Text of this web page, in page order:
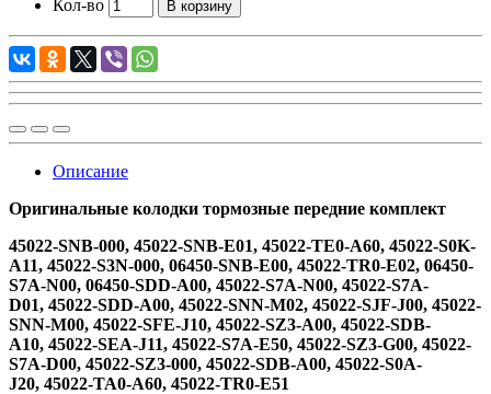
Кол-во В корзину
Описание
Оригинальные колодки тормозные передние комплект
45022-SNB-000, 45022-SNB-E01, 45022-TE0-A60, 45022-S0K-
A11, 45022-S3N-000, 06450-SNB-E00, 45022-TR0-E02, 06450-
S7A-N00, 06450-SDD-A00, 45022-S7A-N00, 45022-S7A-
D01, 45022-SDD-A00, 45022-SNN-M02, 45022-SJF-J00, 45022-
SNN-M00, 45022-SFE-J10, 45022-SZ3-A00, 45022-SDB-
A10, 45022-SEA-J11, 45022-S7A-E50, 45022-SZ3-G00, 45022-
S7A-D00, 45022-SZ3-000, 45022-SDB-A00, 45022-S0A-
J20, 45022-TA0-A60, 45022-TR0-E51